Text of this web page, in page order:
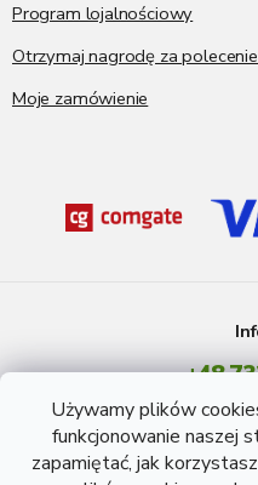
Używamy plików
funkcjonowanie naszej
zapamiętać, jak
Program lojalnościowy
Otrzymaj nagrodę za
Moje zamówienie
+48
Pon -